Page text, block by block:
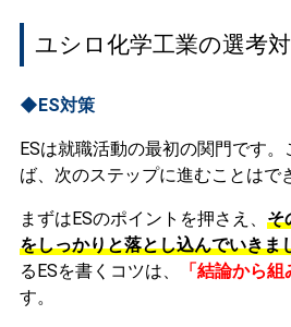
ユシロ化学工業の選考対
◆ES対策
ESは就職活動の最初の関門です
ば、次のステップに進むことはで
まずはESのポイントを押さえ、 そ
をしっかりと落とし込んでいきま
るESを書くコツは、
「結論から
す。